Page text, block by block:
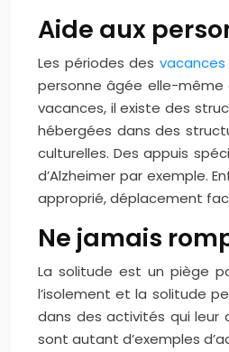
Aide aux
Les périodes desvacances
personne âgée elle-même
vacances, il existe des
hébergées dans des
culturelles. Des appuis
d’Alzheimer par exemple.
approprié, déplacement
Ne jamais
La solitude est un piège
l’isolement et la solitude
dans des activités qui leur
sont autant d’exemples